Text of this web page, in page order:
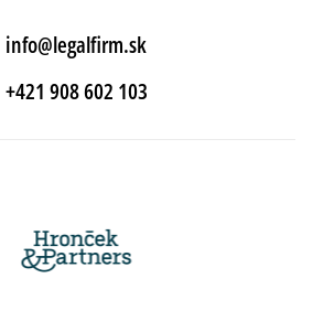
info@legalfirm.sk
+421 908 602 103